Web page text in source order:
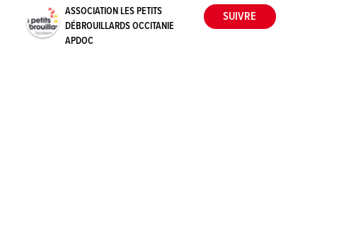
ASSOCIATION LES PETITS
DÉBROUILLARDS OCCITANIE
APDOC